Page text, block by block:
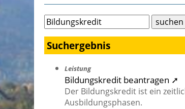
Suchergebnis
Leistung
Bildungskredit beantragen ➚
Der Bildungskredit ist ein
Ausbildungsphasen.